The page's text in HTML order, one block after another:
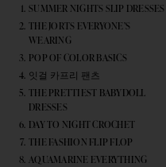
SUMMER NIGHTS SLIP DRESSES
THE JORTS EVERYONE’S
WEARING
POP OF COLOR BASICS
잇걸 카프리 팬츠
THE PRETTIEST BABYDOLL
DRESSES
DAY TO NIGHT CROCHET
THE FASHION FLIP FLOP
AQUAMARINE EVERYTHING